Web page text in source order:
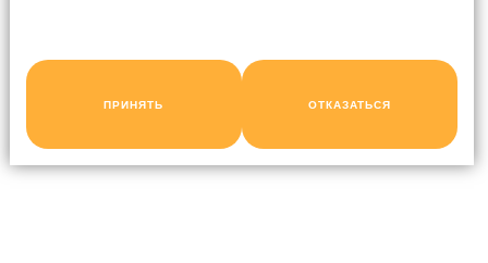
ПРИНЯТЬ ОТКАЗАТЬСЯ